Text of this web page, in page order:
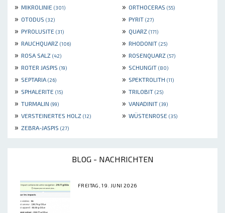
» MIKROLINIE (301) » ORTHOCERAS (55)
» OTODUS (32) » PYRIT (27)
» PYROLUSITE (31) » QUARZ (171)
» RAUCHQUARZ (106) » RHODONIT (25)
» ROSA SALZ (42) » ROSENQUARZ (57)
» ROTER JASPIS (19) » SCHUNGIT (80)
» SEPTARIA (26) » SPEKTROLITH (11)
» SPHALERITE (15) » TRILOBIT (25)
» TURMALIN (99) » VANADINIT (39)
» VERSTEINERTES HOLZ (12) » WÜSTENROSE (35)
» ZEBRA-JASPIS (27)
BLOG - NACHRICHTEN
FREITAG, 19. JUNI 2026